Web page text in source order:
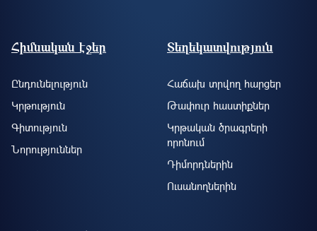
Footer site information
Հիմնական էջեր
Ընդունելություն
Կրթություն
Գիտություն
Նորություններ
Տեղեկատվություն
Հաճախ տրվող հարցեր
Թափուր հաստիքներ
Կրթական ծրագրերի
որոնում
Դիմորդներին
Ուսանողներին